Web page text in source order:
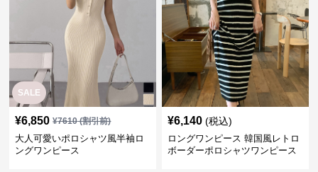
SALE
¥6,850 ¥7610(割引前)
大人可愛いポロシャツ風半袖ロ
ングワンピース
¥6,140 (税込)
ロングワンピース 韓国風レトロ
ボーダーポロシャツワンピース